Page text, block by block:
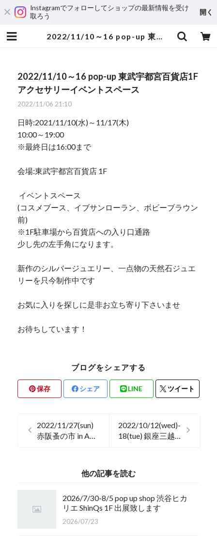
Instagramでフォローしてショップの最新情報を受け
取ろう
開く
2022/11/10～16 pop-up 東武宇都宮百貨店1F アクセサリーイベントスペース | yumi sumiyama
2022/11/10～16 pop-up 東武宇都宮百貨店1F
アクセサリーイベントスペース
2022/11/06 21:10
日時:2021/11/10(水)～11/17(木)
10:00～19:00
※最終日は16:00まで
会場:東武宇都宮百貨店 1F
イベントスペース
(コスメブース、イブサンローラン、ボビーブラウン
前)
※1F駐車場から百貨店への入り口通路
少し先の左手角になります。
新作のシルバージュエリー、一点物の天然石ジュエ
リーを只今制作中です
お気に入りを探しに是非お立ち寄り下さいませ
お待ちしています！
ブログをシェアする
保存 シェア LINE ツイート
2022/11/27(sun)
赤阪蚤の市 in ARK
2022/10/12(wed)-
18(tue) 銀座三越
す。
他の記事を読む
2026/7/30-8/5 pop up shop 渋谷ヒカ
リエ ShinQs 1F 出展致します
2026/07/23